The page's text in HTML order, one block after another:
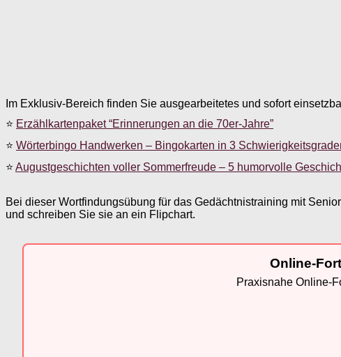
Im Exklusiv-Bereich finden Sie ausgearbeitetes und sofort
⭐ Erzählkartenpaket “Erinnerungen an die 70er-Jahre”
⭐ Wörterbingo Handwerken – Bingokarten in 3
⭐ Augustgeschichten voller Sommerfreude – 5 humorvolle
Bei dieser Wortfindungsübung für das Gedächtnistraining mit
und schreiben Sie sie an ein Flipchart.
Online-
Praxisnahe Online-